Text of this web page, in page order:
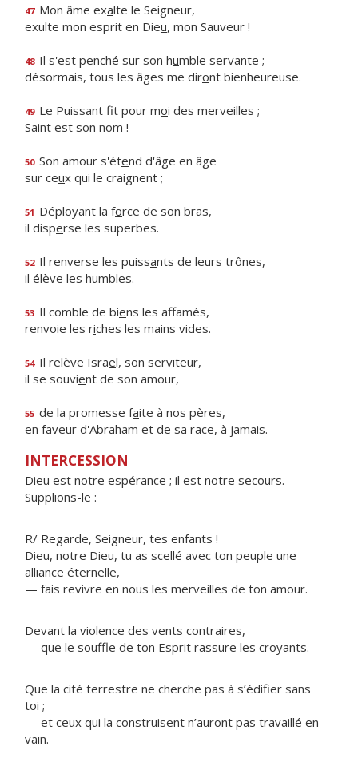
47 Mon âme exalte le Seigneur,
exulte mon esprit en Dieu, mon Sauveur !
48 Il s'est penché sur son humble servante ;
désormais, tous les âges me diront bienheureuse.
49 Le Puissant fit pour moi des merveilles ;
Saint est son nom !
50 Son amour s'étend d'âge en âge
sur ceux qui le craignent ;
51 Déployant la force de son bras,
il disperse les superbes.
52 Il renverse les puissants de leurs trônes,
il élève les humbles.
53 Il comble de biens les affamés,
renvoie les riches les mains vides.
54 Il relève Israël, son serviteur,
il se souvient de son amour,
55 de la promesse faite à nos pères,
en faveur d'Abraham et de sa race, à jamais.
INTERCESSION
Dieu est notre espérance ; il est notre secours.
Supplions-le :
R/ Regarde, Seigneur, tes enfants !
Dieu, notre Dieu, tu as scellé avec ton peuple une
alliance éternelle,
— fais revivre en nous les merveilles de ton amour.
Devant la violence des vents contraires,
— que le souffle de ton Esprit rassure les croyants.
Que la cité terrestre ne cherche pas à s’édifier sans
toi ;
— et ceux qui la construisent n’auront pas travaillé en
vain.